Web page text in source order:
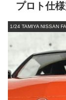
プロト仕様
1/24 TAMIYA NISSAN